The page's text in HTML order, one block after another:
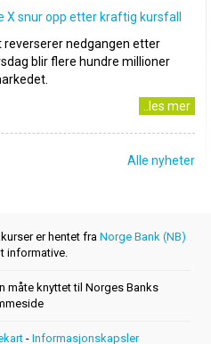
X snur opp etter kraftig kursfall
reverserer nedgangen etter
blir flere hundre millioner
..les mer
Alle nyheter
er hentet fra Norge Bank (NB)
informative.
måte knyttet til Norges Banks
- Informasjonskapsler